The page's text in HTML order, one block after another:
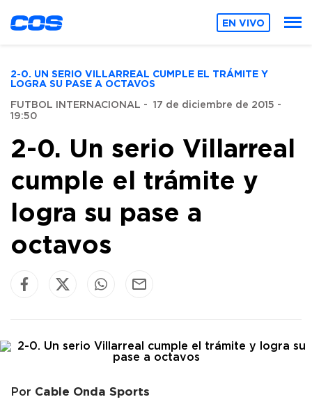
EN VIVO
2-0. UN SERIO VILLARREAL CUMPLE EL TRÁMITE Y
LOGRA SU PASE A OCTAVOS
FUTBOL INTERNACIONAL - 17 de diciembre de 2015 -
19:50
2-0. Un serio Villarreal
cumple el trámite y
logra su pase a
octavos
Por Cable Onda Sports